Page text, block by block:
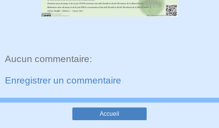
Aucun commentaire:
Enregistrer un commentaire
Accueil